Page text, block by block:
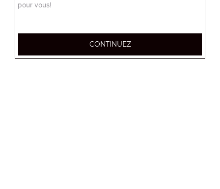
pour vous!
CONTINUEZ